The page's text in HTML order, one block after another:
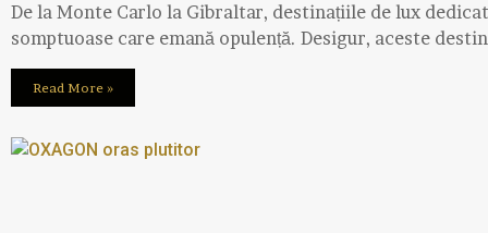
De la Monte Carlo la Gibraltar, destinațiile de lux
somptuoase care emană opulență. Desigur, aceste
Read More »